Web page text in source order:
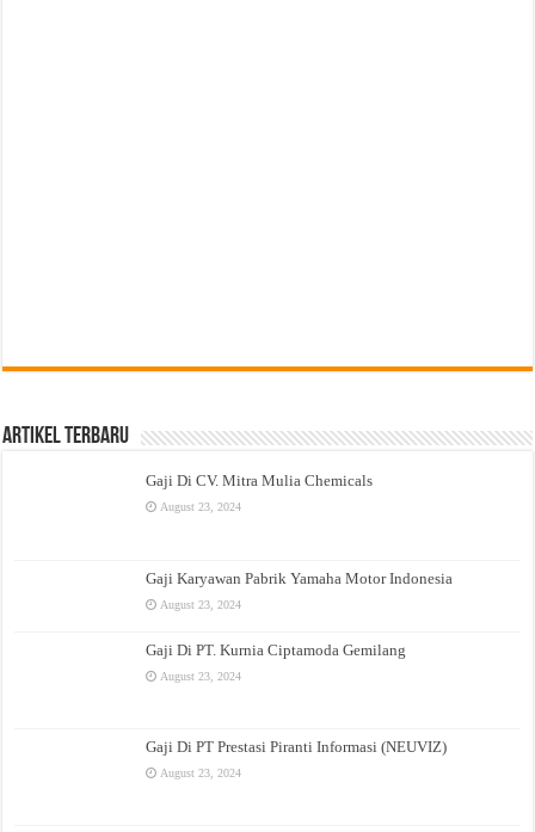
Artikel Terbaru
Gaji Di CV. Mitra Mulia Chemicals
August 23, 2024
Gaji Karyawan Pabrik Yamaha Motor Indonesia
August 23, 2024
Gaji Di PT. Kurnia Ciptamoda Gemilang
August 23, 2024
Gaji Di PT Prestasi Piranti Informasi (NEUVIZ)
August 23, 2024